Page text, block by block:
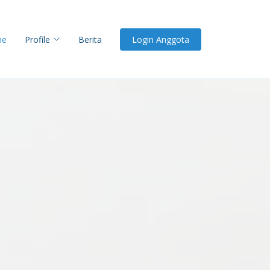
Profile Berita Login Anggota